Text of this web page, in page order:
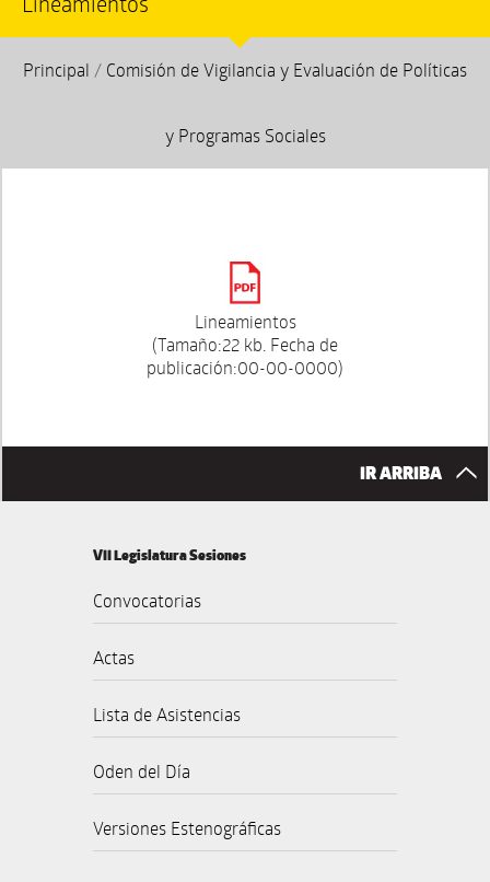
Principal / Comisión de Vigilancia y Evaluación de Políticas
y Programas Sociales
Lineamientos
(Tamaño:22 kb. Fecha de
publicación:00-00-0000)
IR ARRIBA
VII Legislatura Sesiones
Convocatorias
Actas
Lista de Asistencias
Oden del Día
Versiones Estenográficas